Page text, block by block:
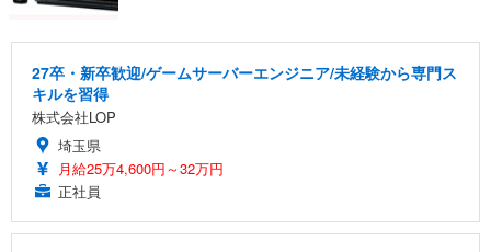
27卒・新卒歓迎/ゲームサーバーエンジニア/未経験から専門ス
キルを習得
株式会社LOP
埼玉県
月給25万4,600円～32万円
正社員